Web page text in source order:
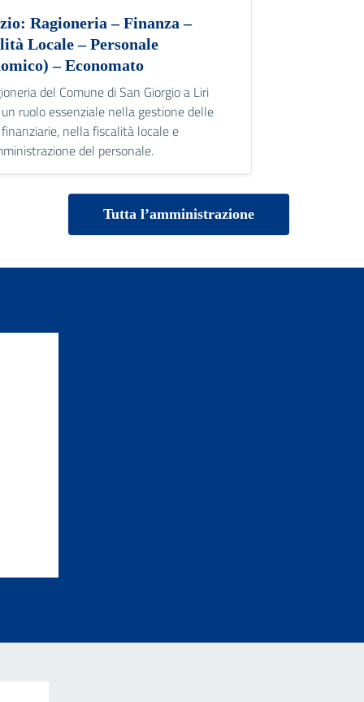
Ragioneria – Finanza –
Locale – Personale
– Economato
del Comune di San Giorgio a Liri
ruolo essenziale nella gestione delle
nella fiscalità locale e
del personale.
Tutta l’amministrazione